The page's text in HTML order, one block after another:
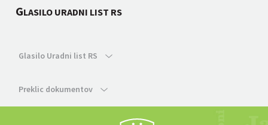
GLASILO URADNI LIST RS
Glasilo Uradni list RS
Preklic dokumentov